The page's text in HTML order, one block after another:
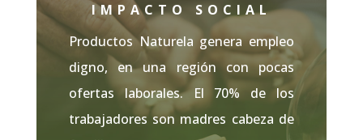
IMPACTO SOCIAL
Productos Naturela genera empleo
digno, en una región con pocas
ofertas laborales. El 70% de los
trabajadores son madres cabeza de